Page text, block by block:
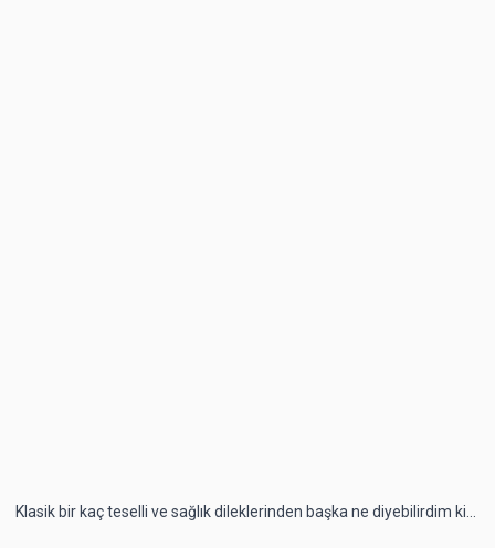
Klasik bir kaç teselli ve sağlık dileklerinden başka ne diyebilirdim ki...